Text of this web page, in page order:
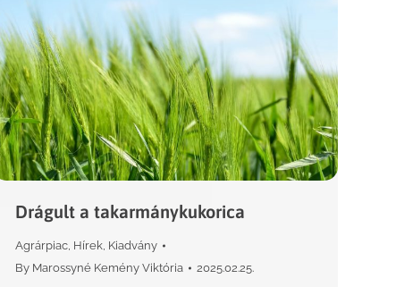
Drágult a takarmánykukorica
Agrárpiac, Hírek, Kiadvány
By Marossyné Kemény Viktória 2025.02.25.